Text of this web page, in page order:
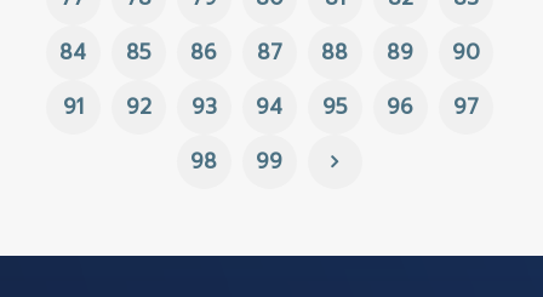
84
85 86 87 88 89
90
91
92 93 94 95 96
97
98
99